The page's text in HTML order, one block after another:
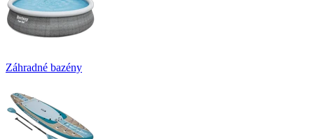
Záhradné bazény